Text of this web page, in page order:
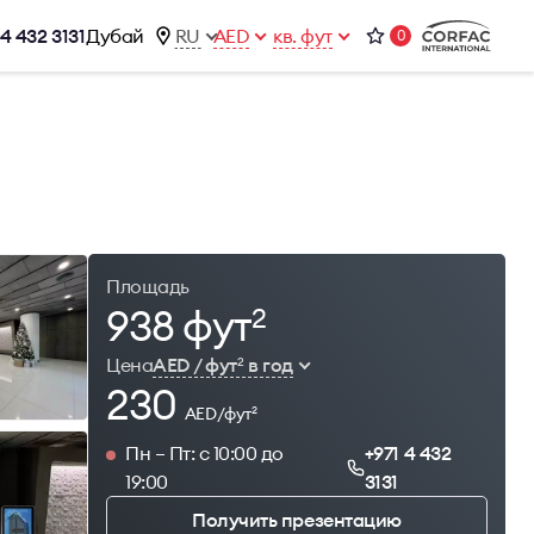
432 3131Дубай RU AED кв. фут 0
Площадь
938 фут2
ЦенаAED / фут2в год
230 AED/фут2
Пн – Пт: с 10:00 до
19:00
+971 4 432
3131
Получить презентацию